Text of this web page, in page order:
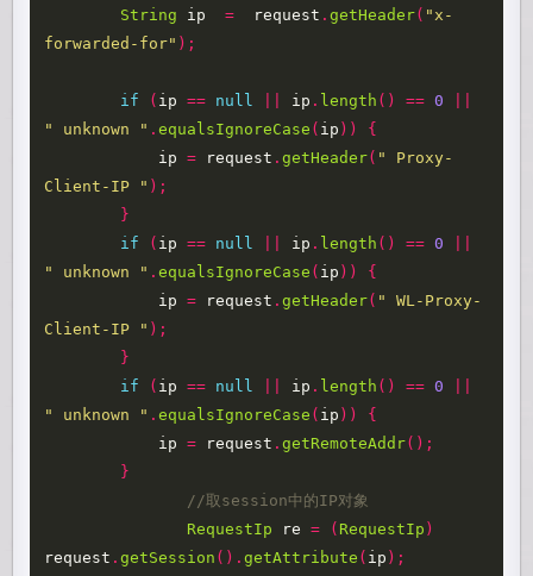
String
ip = request .getHeader( "x-
forwarded-for" );
if ( ip == null ip . length () == 0
" unknown " .equalsIgnoreCase ( ip ))
{
ip
= request .getHeader( " Proxy-
Client-IP " );
}
if
( ip == null ip . length () == 0
" unknown " .equalsIgnoreCase ( ip ))
{
ip
= request .getHeader( " WL-Proxy-
Client-IP " );
}
if
( ip == null ip . length () == 0
" unknown " .equalsIgnoreCase ( ip ))
{
ip
= request .getRemoteAddr();
}
//取session中的IP对象
RequestIp
re = ( RequestIp )
request .getSession ().getAttribute ( ip );